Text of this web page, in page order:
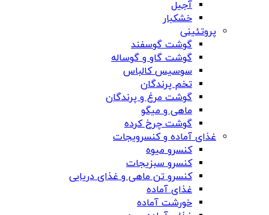
آجیل
خشکبار
پروتئینی
گوشت گوسفند
گوشت گاو و گوساله
سوسیس کالباس
تخم پرندگان
گوشت مرغ و پرندگان
ماهی و میگو
گوشت چرخ کرده
غذای آماده و کنسرویجات
کنسرو میوه
کنسرو سبزیجات
کنسرو تن ماهی و غذای دریایی
غذای آماده
خورشت آماده